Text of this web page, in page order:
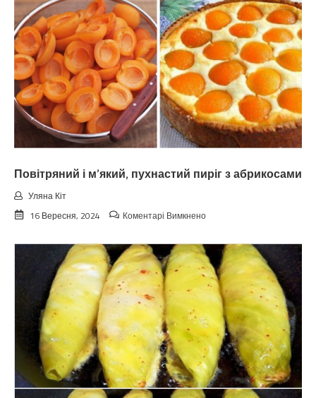
Повітряний і м’який, пухнастий пиріг з абрикосами
Уляна Кіт
16 Вересня, 2024
Коментарі Вимкненодо
і
м’який,
пухнастий
пиріг
з
абрикосами